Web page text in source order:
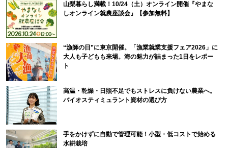
山梨暮らし満載！10/24（土）オンライン開催『やまな
しオンライン就農座談会』【参加無料】
“漁師の日”に東京開催。「漁業就業支援フェア2026」に
大人も子どもも来場。海の魅力が詰まった1日をレポー
ト
高温・乾燥・日照不足でもストレスに負けない農業へ。
バイオスティミュラント資材の選び方
手をかけずに自動で管理可能！小型・低コストで始める
水耕栽培